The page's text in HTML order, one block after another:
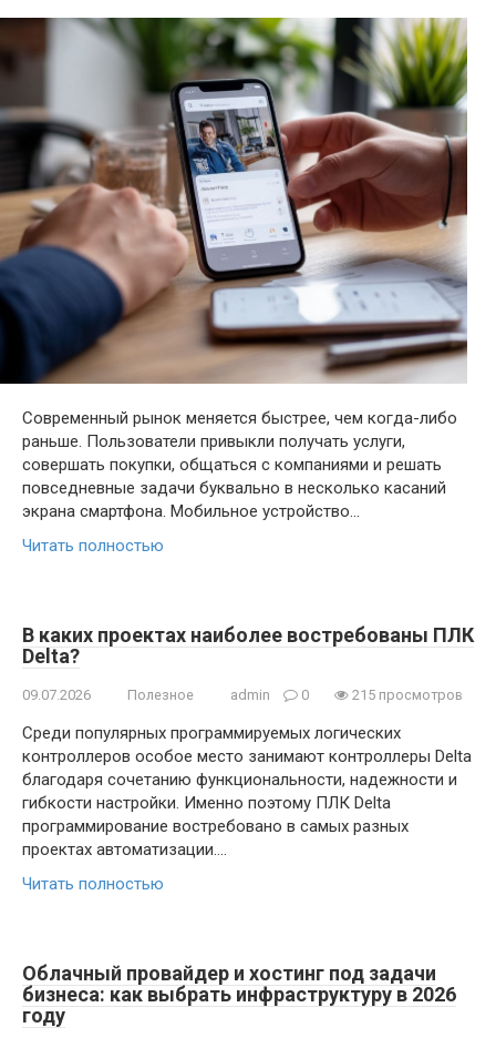
Современный рынок меняется быстрее, чем когда-либо
раньше. Пользователи привыкли получать услуги,
совершать покупки, общаться с компаниями и решать
повседневные задачи буквально в несколько касаний
экрана смартфона. Мобильное устройство…
Читать полностью
В каких проектах наиболее востребованы ПЛК
Delta?
09.07.2026 Полезное admin 0 215 просмотров
Среди популярных программируемых логических
контроллеров особое место занимают контроллеры Delta
благодаря сочетанию функциональности, надежности и
гибкости настройки. Именно поэтому ПЛК Delta
программирование востребовано в самых разных
проектах автоматизации….
Читать полностью
Облачный провайдер и хостинг под задачи
бизнеса: как выбрать инфраструктуру в 2026
году